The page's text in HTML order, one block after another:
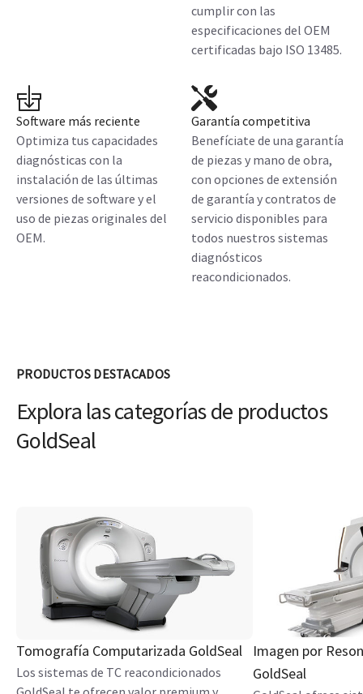
cumplir con las
especificaciones del OEM
certificadas bajo ISO 13485.
Software más reciente
Optimiza tus capacidades
diagnósticas con la
instalación de las últimas
versiones de software y el
uso de piezas originales del
OEM.
Garantía competitiva
Benefíciate de una garantía
de piezas y mano de obra,
con opciones de extensión
de garantía y contratos de
servicio disponibles para
todos nuestros sistemas
diagnósticos
reacondicionados.
PRODUCTOS DESTACADOS
Explora las categorías de productos
GoldSeal
Tomografía Computarizada GoldSeal
Los sistemas de TC reacondicionados
Imagen por
GoldSeal